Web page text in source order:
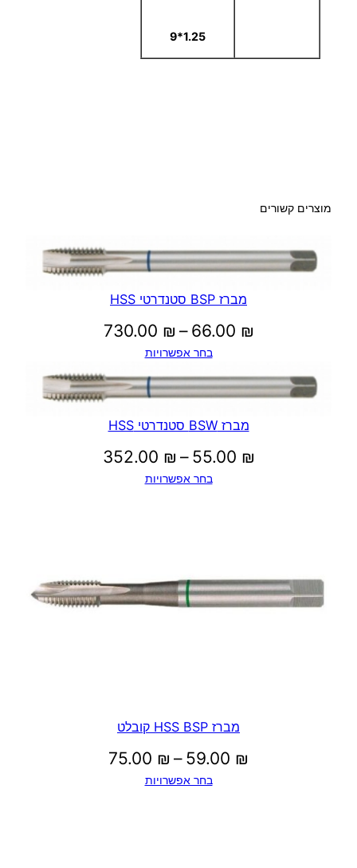
1.25*9
מוצרים קשורים
מברז BSP סטנדרטי HSS
66.00 ₪
–
730.00 ₪
עד
בחר אפשרויות
מברז BSW סטנדרטי HSS
55.00 ₪
–
352.00 ₪
בחר אפשרויות
מברז HSS BSP קובלט
59.00 ₪
–
75.00 ₪
בחר אפשרויות